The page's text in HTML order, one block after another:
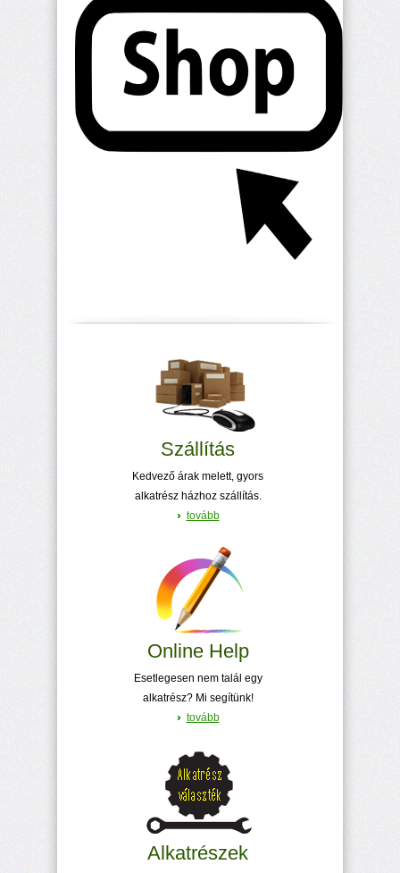
Szállítás
Kedvező árak melett, gyors
alkatrész házhoz szállítás.
tovább
Online Help
Esetlegesen nem talál egy
alkatrész? Mi segítünk!
tovább
Alkatrészek